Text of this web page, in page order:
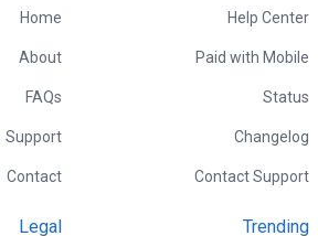
Help Center
Paid with Mobile
Status
Changelog
Contact Support
Home
About
FAQs
Support
Contact
Trending
Legal